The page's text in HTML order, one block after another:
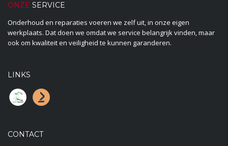
ONZE SERVICE
Onderhoud en reparaties voeren we zelf uit, in onze eigen
werkplaats. Dat doen we omdat we service belangrijk vinden, maar
ook om kwaliteit en veiligheid te kunnen garanderen.
LINKS
CONTACT